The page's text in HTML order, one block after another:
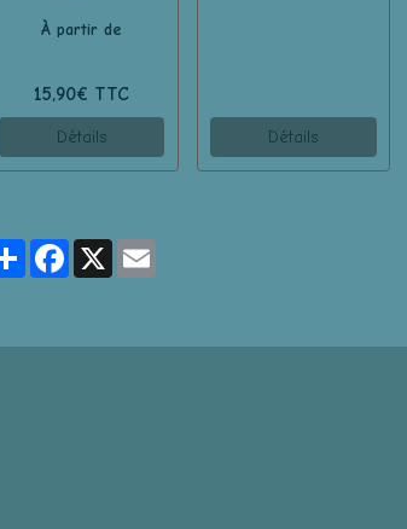
À partir de
15,90€ TTC
Détails Détails
PartagerFacebook
X